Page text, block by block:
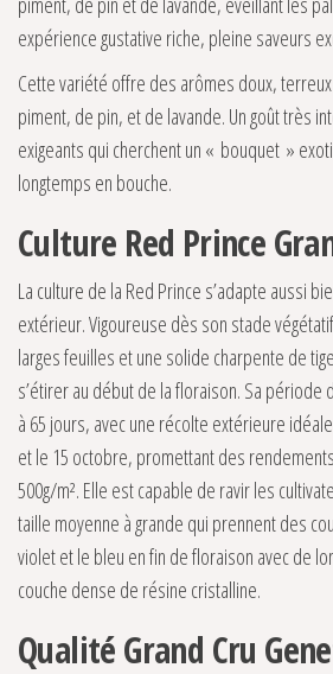
expérience gustative riche, pleine saveurs
Cette variété offre des arômes doux,
piment, de pin, et de lavande. Un goût très
exigeants qui cherchent un « bouquet »
longtemps en bouche.
Culture Red Prince
La culture de la Red Prince s’adapte aussi
extérieur. Vigoureuse dès son stade
larges feuilles et une solide charpente de
s’étirer au début de la floraison. Sa période
à 65 jours, avec une récolte extérieure
et le 15 octobre, promettant des
500g/m². Elle est capable de ravir les
taille moyenne à grande qui prennent des
violet et le bleu en fin de floraison avec de
couche dense de résine cristalline.
Qualité Grand Cru